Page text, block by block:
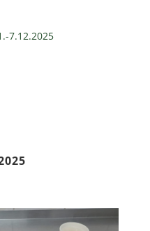
7.12.2025